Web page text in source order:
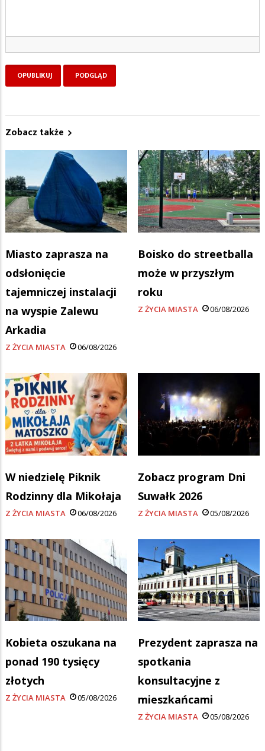
Zobacz także
Miasto zaprasza na
odsłonięcie
tajemniczej instalacji
na wyspie Zalewu
Arkadia
Z ŻYCIA MIASTA 06/08/2026
Boisko do streetballa
może w przyszłym
roku
Z ŻYCIA MIASTA 06/08/2026
W niedzielę Piknik
Rodzinny dla Mikołaja
Z ŻYCIA MIASTA 06/08/2026
Zobacz program Dni
Suwałk 2026
Z ŻYCIA MIASTA 05/08/2026
Kobieta oszukana na
ponad 190 tysięcy
złotych
Z ŻYCIA MIASTA 05/08/2026
Prezydent zaprasza na
spotkania
konsultacyjne z
mieszkańcami
Z ŻYCIA MIASTA 05/08/2026